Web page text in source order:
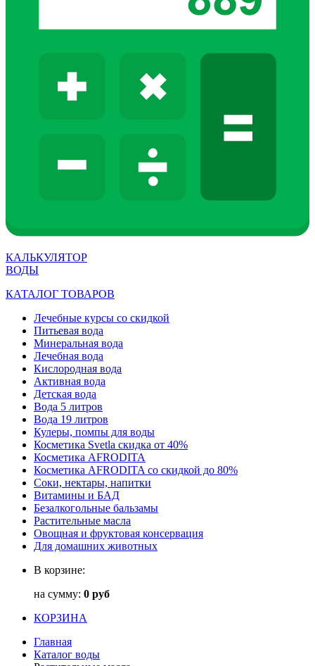
КАЛЬКУЛЯТОР
ВОДЫ
КАТАЛОГ ТОВАРОВ
Лечебные курсы со скидкой
Питьевая вода
Минеральная вода
Лечебная вода
Кислородная вода
Активная вода
Детская вода
Вода 5 литров
Вода 19 литров
Кулеры, помпы для воды
Косметика Svetla скидка от 40%
Косметика AFRODITA
Косметика AFRODITA со скидкой до 80%
Соки, нектары, напитки
Витамины и БАД
Безалкогольные бальзамы
Растительные масла
Овощная и фруктовая консервация
Для домашних животных
В корзине:
на сумму: 0 руб
КОРЗИНА
Главная
Каталог воды